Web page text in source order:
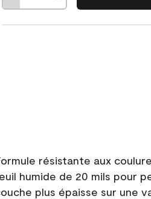
résistante aux
humide de 20 mils pour
plus épaisse sur une